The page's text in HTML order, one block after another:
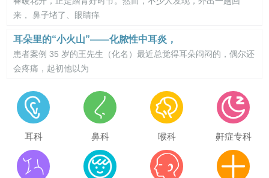
来， 鼻子堵了、眼睛痒
耳朵里的“小火山”——化脓性中耳炎，
患者案例 35 岁的王先生（化名）最近总觉得耳朵闷闷的，偶尔还
会疼痛，起初他以为
耳科 鼻科 喉科 鼾症专科